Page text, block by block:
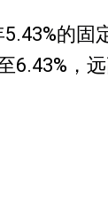
的
6.43%，